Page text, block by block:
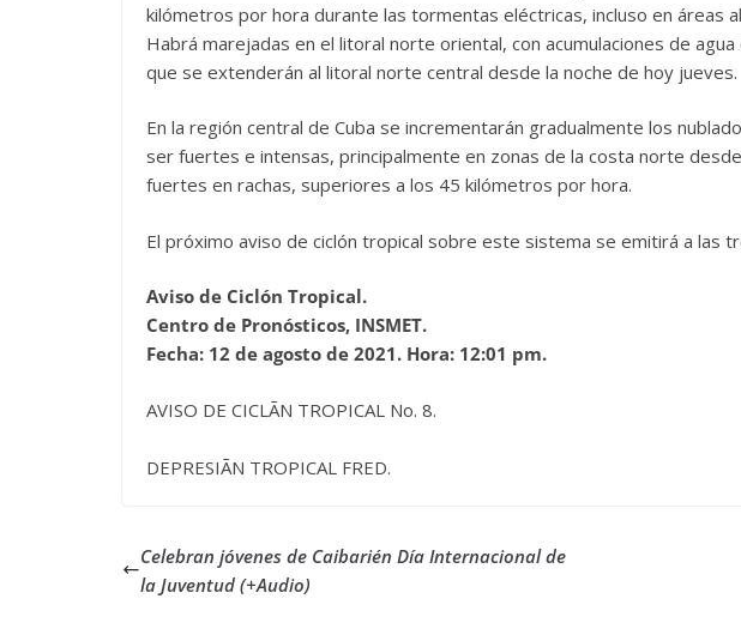
kilómetros por hora durante las tormentas eléctricas, incluso en áreas
Habrá marejadas en el litoral norte oriental, con acumulaciones de
que se extenderán al litoral norte central desde la noche de hoy jueves.
En la región central de Cuba se incrementarán gradualmente los
ser fuertes e intensas, principalmente en zonas de la costa norte
fuertes en rachas, superiores a los 45 kilómetros por hora.
El próximo aviso de ciclón tropical sobre este sistema se emitirá a las
Aviso de Ciclón Tropical.
Centro de Pronósticos, INSMET.
Fecha: 12 de agosto de 2021. Hora: 12:01 pm.
AVISO DE CICLÃN TROPICAL No. 8.
DEPRESIÃN TROPICAL FRED.
Celebran jóvenes de Caibarién Día Internacional de
la Juventud (+Audio)